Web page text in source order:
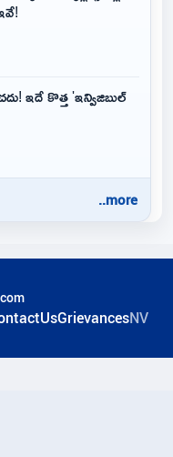
ఇదే కొత్త 'ఇన్విజిబుల్
..more
GrievancesNV